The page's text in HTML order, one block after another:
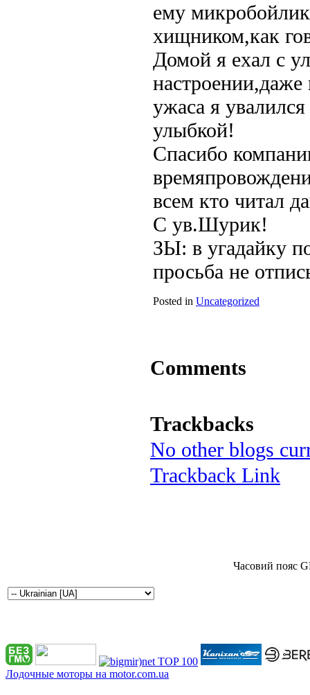
ему
хищником,как
Домой я ехал с
настроении,даже
ужаса я
улыбкой!
Спасибо
всем кто читал
С ув.Шурик!
ЗЫ: в угадайку
просьба не
Posted in Uncategorized
Comments
Trackbacks
No other blogs
Trackback Link
Часовий пояс
Лодочные моторы на motor.com.ua